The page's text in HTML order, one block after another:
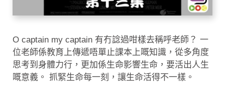
O captain my captain 有冇諗過咁樣去稱呼老師？ 一
位老師係教育上傳遞唔單止課本上嘅知識，從多角度
思考到身體力行，更加係生命影響生命，要活出人生
嘅意義。 抓緊生命每一刻，讓生命活得不一樣。